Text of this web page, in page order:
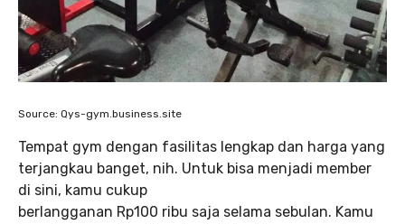
Source: Qys-gym.business.site
Tempat gym dengan fasilitas lengkap dan harga yang
terjangkau banget, nih. Untuk bisa menjadi member
di sini, kamu cukup
berlangganan Rp100 ribu saja selama sebulan. Kamu